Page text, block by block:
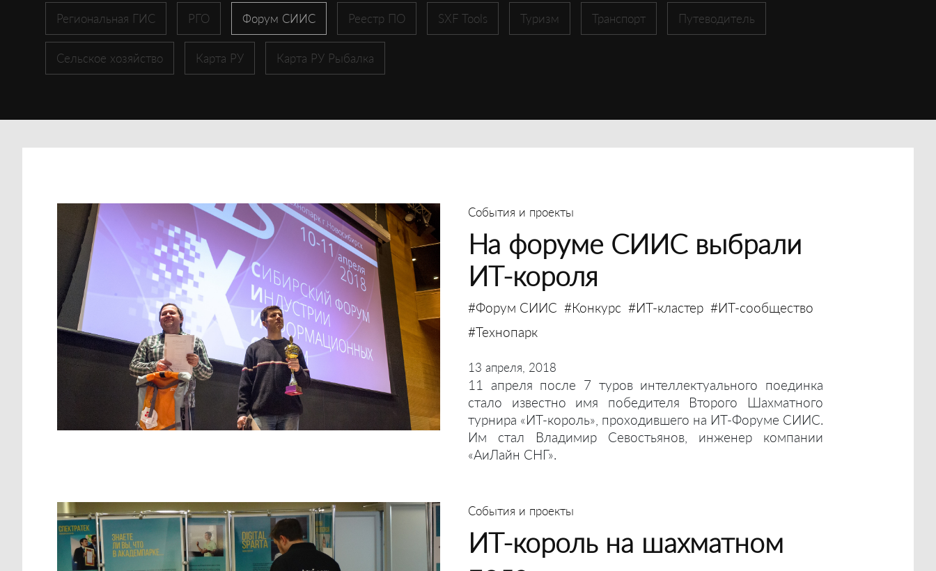
Региональная ГИС РГО Форум СИИС Реестр ПО SXF Tools Туризм Транспорт Путеводитель
Сельское хозяйство Карта РУ Карта РУ Рыбалка
События и проекты
На форуме СИИС выбрали
ИТ-короля
#Форум СИИС #Конкурс #ИТ-кластер #ИТ-сообщество
#Технопарк
13 апреля, 2018
11 апреля после 7 туров интеллектуального поединка
стало известно имя победителя Второго Шахматного
турнира «ИТ-король», проходившего на ИТ-Форуме СИИС.
Им стал Владимир Севостьянов, инженер компании
«АиЛайн СНГ».
События и проекты
ИТ-король на шахматном